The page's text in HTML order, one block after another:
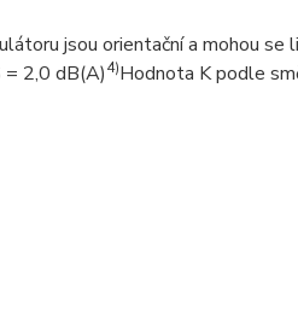
jsou orientační a mohou se
2,0 dB(A)4)Hodnota K podle